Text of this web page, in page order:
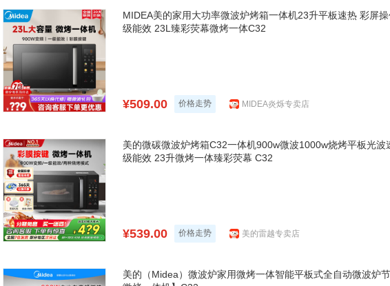
MIDEA美的家用大功率微波炉烤箱一体机23升平板速热 彩屏
级能效 23L臻彩荧幕微烤一体C32
¥509.00 价格走势 MIDEA炎烁专卖店
美的微碳微波炉烤箱C32一体机900w微波1000w烧烤平板光
级能效 23升微烤一体臻彩荧幕 C32
¥539.00 价格走势 美的雷越专卖店
美的（Midea）微波炉家用微烤一体智能平板式全自动微波炉